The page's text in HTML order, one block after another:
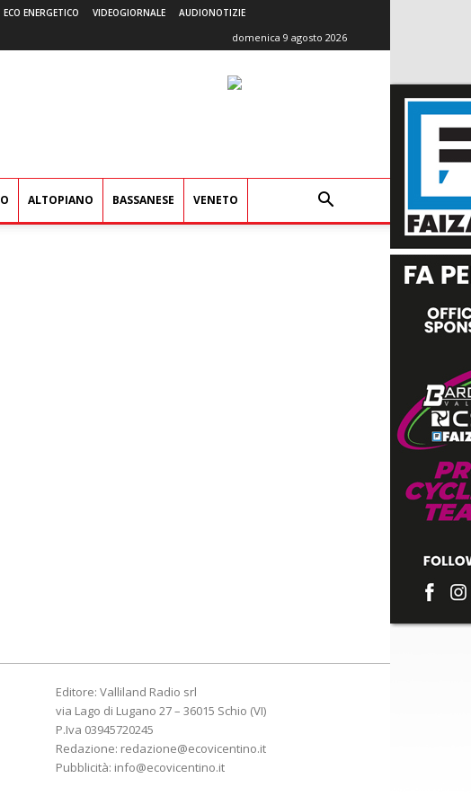
ECO ENERGETICO VIDEOGIORNALE AUDIONOTIZIE
domenica 9 agosto 2026
ALTOPIANO BASSANESE VENETO
Editore: Valliland Radio srl
via Lago di Lugano 27 – 36015 Schio (VI)
P.Iva 03945720245
Redazione: redazione@ecovicentino.it
Pubblicità: info@ecovicentino.it